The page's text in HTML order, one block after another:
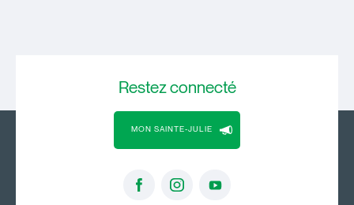
Restezconnecté
MON SAINTE-JULIE